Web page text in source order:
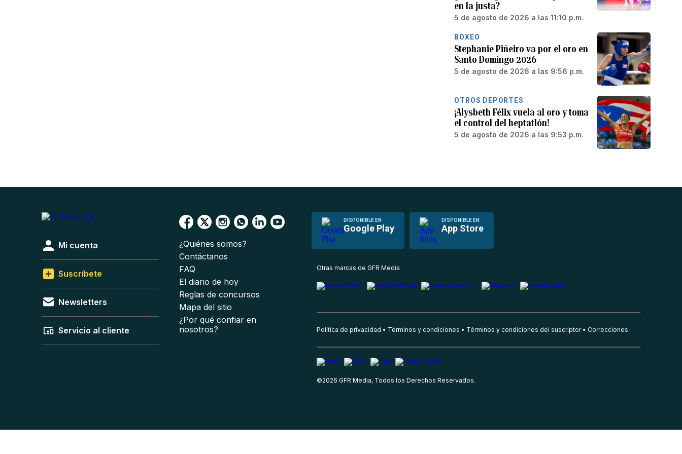
en la justa?
5 de agosto de 2026 a las 11:10 p.m.
BOXEO
Stephanie Piñeiro va por el oro en
Santo Domingo 2026
5 de agosto de 2026 a las 9:56 p.m.
OTROS DEPORTES
¡Alysbeth Félix vuela al oro y toma
el control del heptatlón!
5 de agosto de 2026 a las 9:53 p.m.
DISPONIBLE EN
Google Play
DISPONIBLE EN
App Store
Mi cuenta
Suscríbete
Newsletters
Servicio al cliente
¿Quiénes somos?
Contáctanos
FAQ
El diario de hoy
Reglas de concursos
Mapa del sitio
¿Por qué confiar en
nosotros?
Otras marcas de GFR Media
Política de privacidad Términos y condiciones Términos y condiciones del suscriptor Correcciones
©2026 GFR Media, Todos los Derechos Reservados.